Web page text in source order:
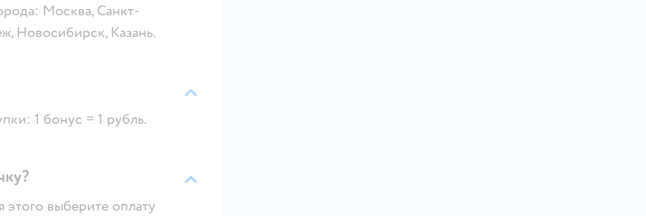
Москва, Санкт-
Новосибирск, Казань.
1 бонус = 1 рубль.
выберите оплату